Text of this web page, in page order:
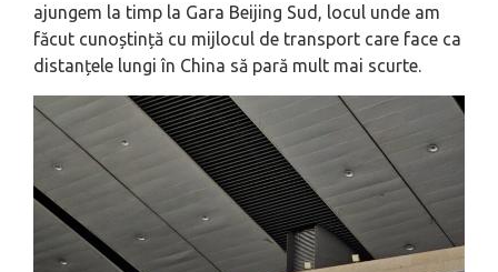
ajungem la timp la Gara Beijing Sud, locul unde am
făcut cunoștință cu mijlocul de transport care face ca
distanțele lungi în China să pară mult mai scurte.